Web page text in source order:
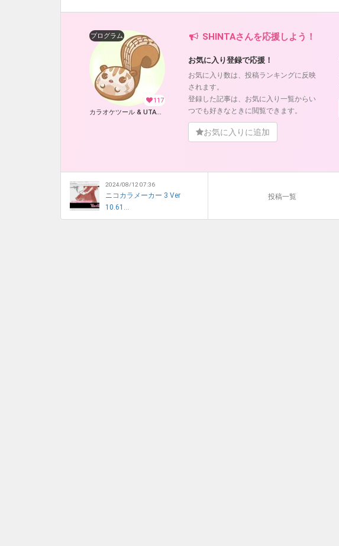
117
プログラム
カラオケツール & UTAU 支援ツール (SHINTA)
SHINTAさんを応援しよう！
お気に入り登録で応援！
お気に入り数は、投稿ランキングに反映
されます。
登録した記事は、お気に入り一覧からい
つでも好きなときに閲覧できます。
お気に入りに追加
2024/08/12 07:36
ニコカラメーカー 3 Ver
10.61...
投稿一覧